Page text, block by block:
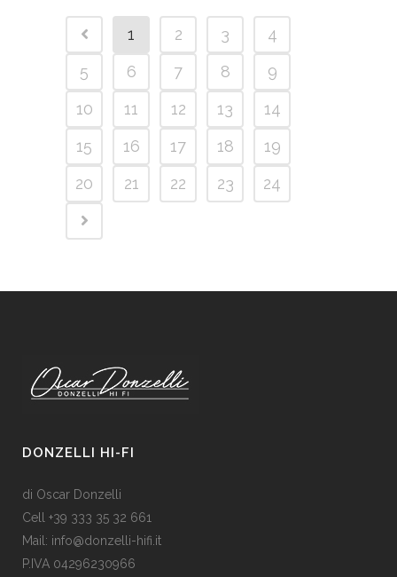
1 2 3
4
5
6 7 8
9
10
11 12 13
14
15
16 17 18
19
20
21 22 23 24
DONZELLI HI-FI
di Oscar Donzelli
Cell +39 333 35 32 661
Mail: info@donzelli-hifi.it
P.IVA 04296230966